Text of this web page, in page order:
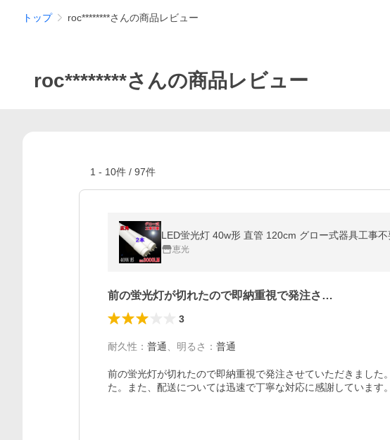
トップ roc********さんの商品レビュー
roc********さんの商品レビュー
1 - 10件 / 97件
LED蛍光灯 40w形 直管 120cm グロー式器具工事
恵光
前の蛍光灯が切れたので即納重視で発注さ…
3
耐久性 ： 普通 明るさ ： 普通
前の蛍光灯が切れたので即納重視で発注させていただきました
た。また、配送については迅速で丁寧な対応に感謝しています。